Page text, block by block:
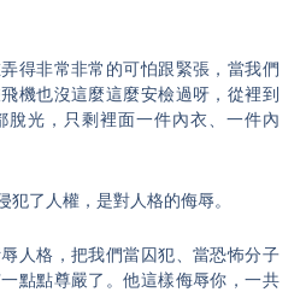
得非常非常的可怕跟緊張，當我們
機也沒這麼這麼安檢過呀，從裡到
脫光，只剩裡面一件內衣、一件內
犯了人權，是對人格的侮辱。
人格，把我們當囚犯、當恐怖分子
一點點尊嚴了。他這樣侮辱你，一共